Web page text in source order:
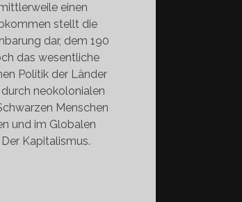
einen
stellt die
dar, dem 190
das wesentliche
Politik der Länder
neokolonialen
Menschen
und im Globalen
Kapitalismus.